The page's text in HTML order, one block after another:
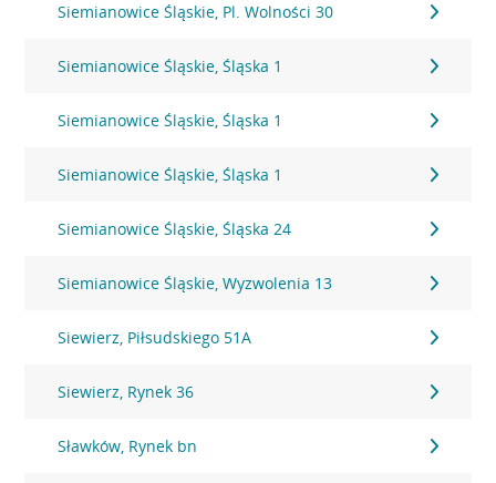
Siemianowice Śląskie, Pl. Wolności 30
Siemianowice Śląskie, Śląska 1
Siemianowice Śląskie, Śląska 1
Siemianowice Śląskie, Śląska 1
Siemianowice Śląskie, Śląska 24
Siemianowice Śląskie, Wyzwolenia 13
Siewierz, Piłsudskiego 51A
Siewierz, Rynek 36
Sławków, Rynek bn